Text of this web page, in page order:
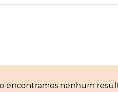
encontramos nenhum